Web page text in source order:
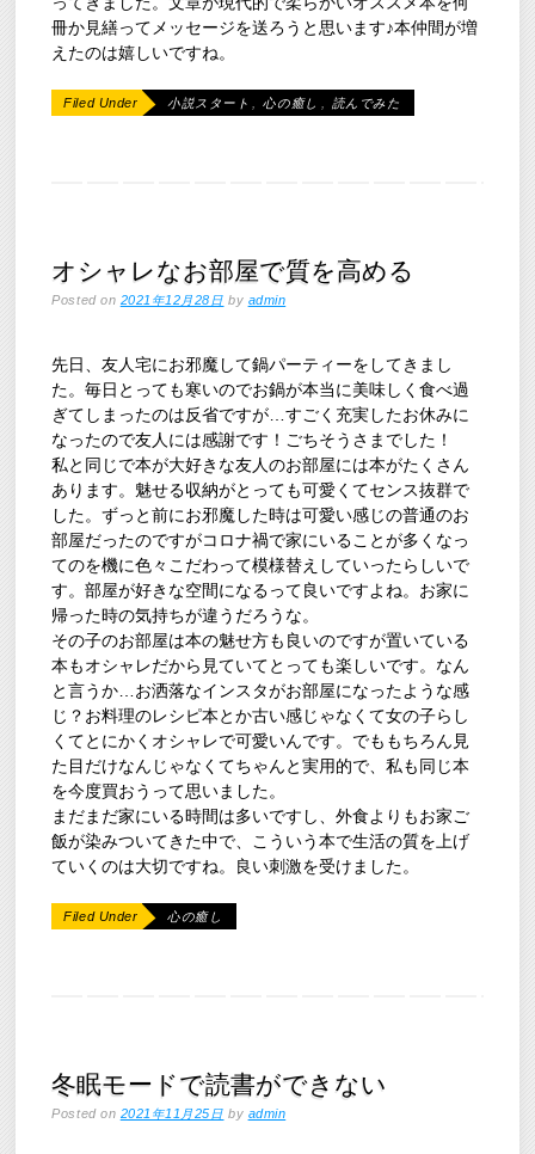
冊か見繕ってメッセージを送ろうと思います♪本仲間が増
えたのは嬉しいですね。
Filed Under 小説スタート 心の癒し 読んでみた
オシャレなお部屋で質を高める
Posted on 2021年12月28日 by admin
先日、友人宅にお邪魔して鍋パーティーをしてきまし
た。毎日とっても寒いのでお鍋が本当に美味しく食べ過
ぎてしまったのは反省ですが…すごく充実したお休みに
なったので友人には感謝です！ごちそうさまでした！
私と同じで本が大好きな友人のお部屋には本がたくさん
あります。魅せる収納がとっても可愛くてセンス抜群で
した。ずっと前にお邪魔した時は可愛い感じの普通のお
部屋だったのですがコロナ禍で家にいることが多くなっ
てのを機に色々こだわって模様替えしていったらしいで
す。部屋が好きな空間になるって良いですよね。お家に
帰った時の気持ちが違うだろうな。
その子のお部屋は本の魅せ方も良いのですが置いている
本もオシャレだから見ていてとっても楽しいです。なん
と言うか…お洒落なインスタがお部屋になったような感
じ？お料理のレシピ本とか古い感じゃなくて女の子らし
くてとにかくオシャレで可愛いんです。でももちろん見
た目だけなんじゃなくてちゃんと実用的で、私も同じ本
を今度買おうって思いました。
まだまだ家にいる時間は多いですし、外食よりもお家ご
飯が染みついてきた中で、こういう本で生活の質を上げ
ていくのは大切ですね。良い刺激を受けました。
Filed Under 心の癒し
冬眠モードで読書ができない
Posted on 2021年11月25日 by admin